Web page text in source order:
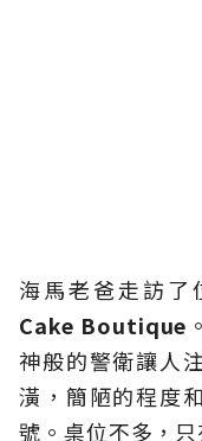
海馬老爸走訪
Cake Boutique
神般的警衛讓人
潢，簡陋的程度
號。桌位不多，